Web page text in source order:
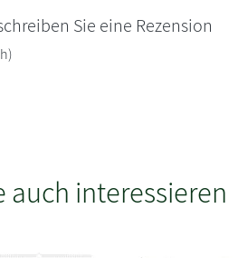
Sie eine Rezension
auch interessieren